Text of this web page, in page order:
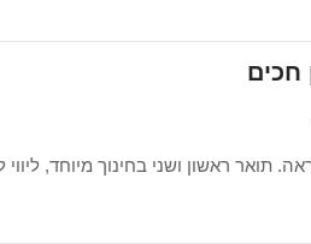
חכים
ותק של 14 שנה בהוראה. תואר ראשון ושני בחינוך מיוחד,